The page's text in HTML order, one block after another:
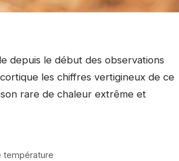
depuis le début des observations
les chiffres vertigineux de ce
rare de chaleur extrême et
température